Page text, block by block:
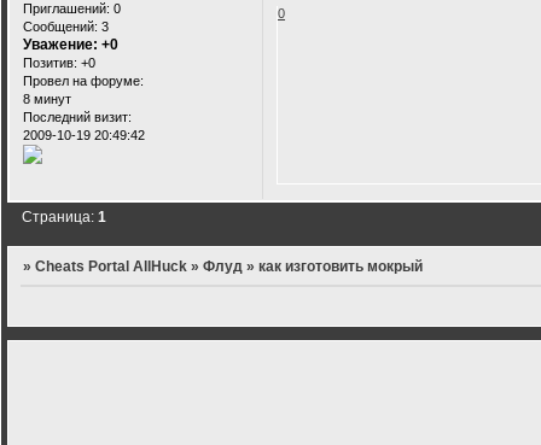
Приглашений: 0
Сообщений: 3
Уважение: +0
Позитив: +0
Провел на форуме:
8 минут
Последний визит:
2009-10-19 20:49:42
0
Страница:1
»Cheats Portal AllHuck »Флуд »как изготовить мокрый